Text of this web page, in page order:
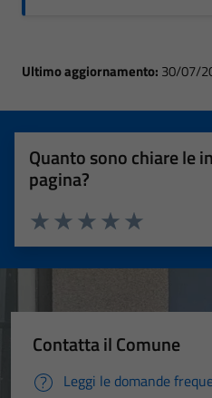
Ultimo aggiornamento: 30/07/
Quanto sono chiare le
pagina?
Valuta 5
Valuta 4 stelle su
Valuta 3 stelle su 5
Valuta 2 stelle su 5
Valuta 1 stelle su 5
Contatta il Comune
Leggi le domande